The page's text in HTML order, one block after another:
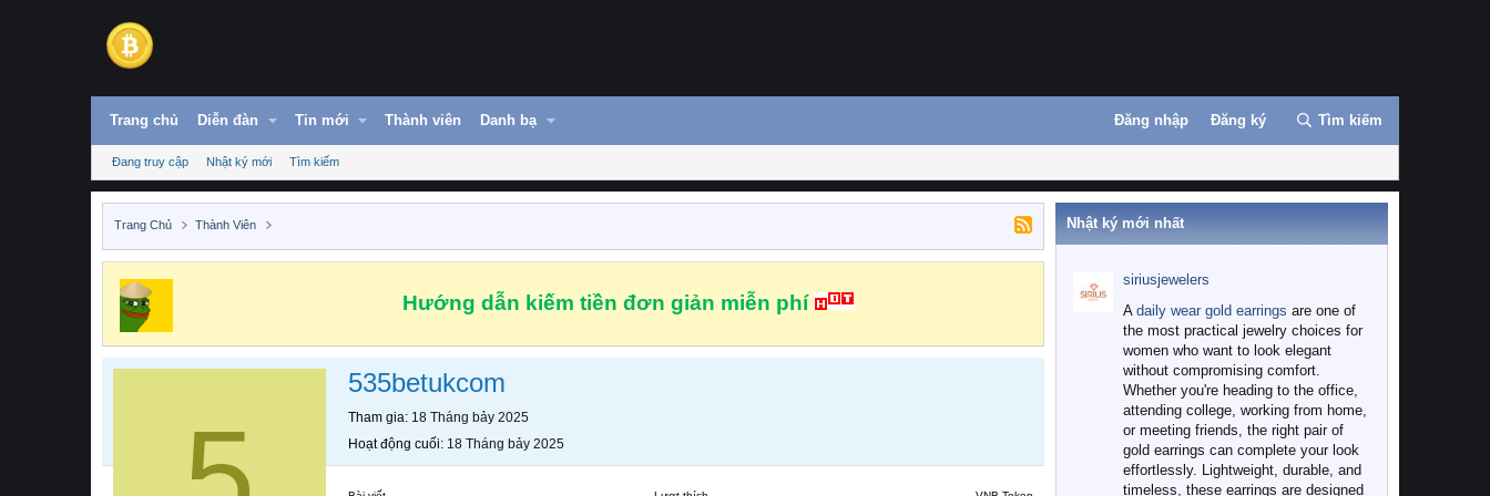
Trang chủ Diễn đàn Tin mới Thành viên Danh bạ Đăng nhập Đăng ký Tìm kiếm
Đang truy cập Nhật ký mới Tìm kiếm
Trang Chủ Thành Viên
Hướng dẫn kiếm tiền đơn giản miễn phí
535betukcom
Tham gia 18 Tháng bảy 2025
Hoạt động cuối 18 Tháng bảy 2025
Nhật ký mới nhất
siriusjewelers
A daily wear gold earrings are one of
the most practical jewelry choices for
women who want to look elegant
without compromising comfort.
Whether you're heading to the office,
attending college, working from home,
or meeting friends, the right pair of
gold earrings can complete your look
effortlessly. Lightweight, durable, and
timeless, these earrings are designed